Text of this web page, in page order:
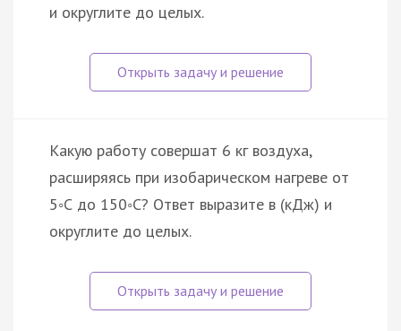
и округлите до целых.
Какую работу совершат 6 кг воздуха,
расширяясь при изобарическом нагреве от
5◦С до 150◦С? Ответ выразите в (кДж) и
округлите до целых.